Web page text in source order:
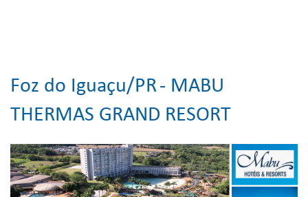
Foz do Iguaçu/PR- MABU
THERMAS GRAND RESORT